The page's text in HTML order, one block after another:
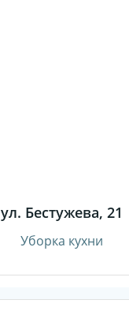
ул. Бестужева, 21
Уборка кухни